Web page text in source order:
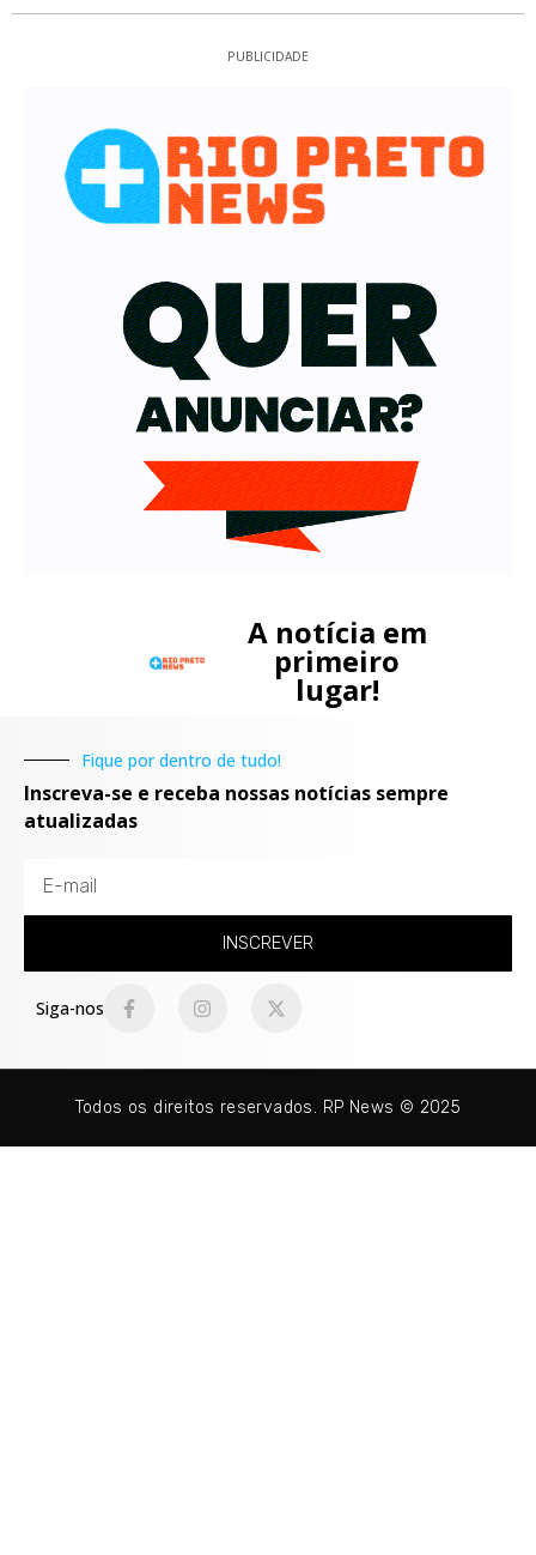
PUBLICIDADE
A notícia em
primeiro
lugar!
Fique por dentro de tudo!
Inscreva-se e receba nossas notícias sempre
atualizadas
INSCREVER
Siga-nos
Todos os direitos reservados. RP News © 2025